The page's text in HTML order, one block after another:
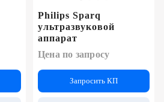
Philips Sparq
ультразвуковой
аппарат
Цена по запросу
Запросить КП